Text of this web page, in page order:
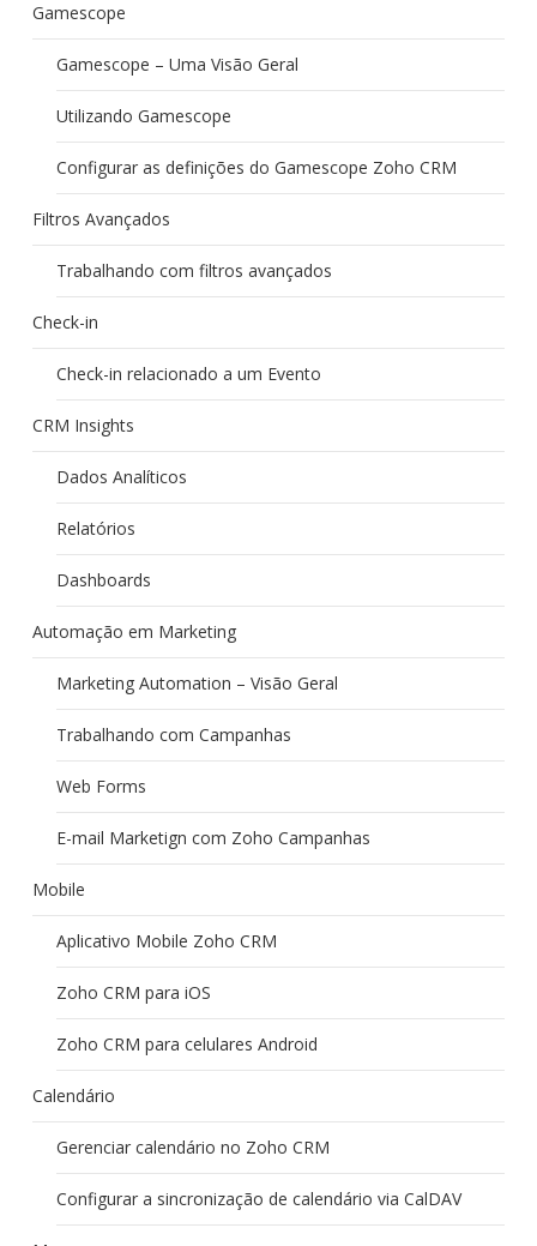
Gamescope
Gamescope – Uma Visão Geral
Utilizando Gamescope
Configurar as definições do Gamescope Zoho CRM
Filtros Avançados
Trabalhando com filtros avançados
Check-in
Check-in relacionado a um Evento
CRM Insights
Dados Analíticos
Relatórios
Dashboards
Automação em Marketing
Marketing Automation – Visão Geral
Trabalhando com Campanhas
Web Forms
E-mail Marketign com Zoho Campanhas
Mobile
Aplicativo Mobile Zoho CRM
Zoho CRM para iOS
Zoho CRM para celulares Android
Calendário
Gerenciar calendário no Zoho CRM
Configurar a sincronização de calendário via CalDAV